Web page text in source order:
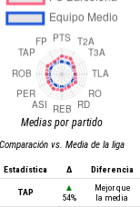
Medias por partido
Comparación vs. Media de la liga
Estadística Δ Diferencia
TAP
▲
54%
Mejor que
la media